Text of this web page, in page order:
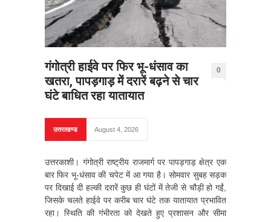
गंगोत्री हाईवे पर फिर भू-धंसाव का
खतरा, पापड़गाड़ में दरारें बढ़ने से चार
घंटे बाधित रहा यातायात
0
उत्तराखण्ड August 4, 2026
उत्तरकाशी। गंगोत्री राष्ट्रीय राजमार्ग पर पापड़गाड़ क्षेत्र एक
बार फिर भू-धंसाव की चपेट में आ गया है। सोमवार सुबह सड़क
पर दिखाई दी हल्की दरारें कुछ ही घंटों में तेजी से चौड़ी हो गईं,
जिसके चलते हाईवे पर करीब चार घंटे तक यातायात प्रभावित
रहा। स्थिति की गंभीरता को देखते हुए प्रशासन और सीमा